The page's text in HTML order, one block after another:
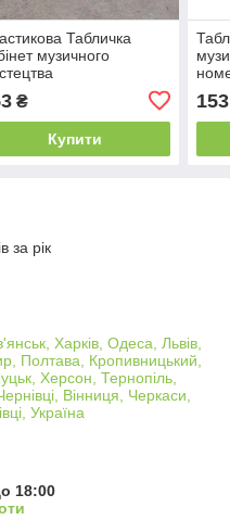
Табличка
музичного
₴
Купити
153
за рік
Харків, Одеса, Львів,
Полтава, Кропивницький,
Херсон, Тернопіль,
Вінниця, Черкаси,
Україна
18:00